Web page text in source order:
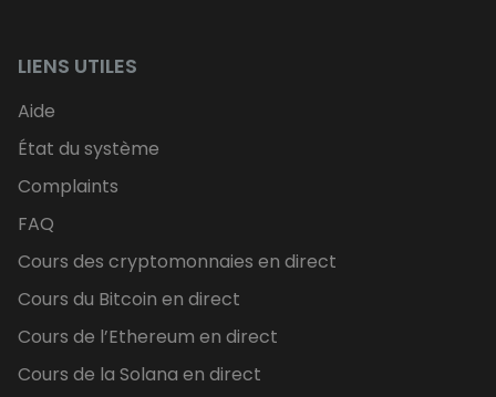
LIENS UTILES
Aide
État du système
Complaints
FAQ
Cours des cryptomonnaies en direct
Cours du Bitcoin en direct
Cours de l’Ethereum en direct
Cours de la Solana en direct